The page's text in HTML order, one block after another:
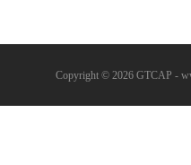
Copyright © 2026 GTCAP -